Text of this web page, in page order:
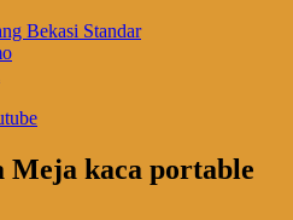
Bekasi Standar
Meja kaca portable